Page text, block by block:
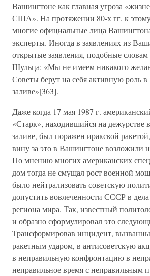
Вашингтоне как главная угроза
США». На протяжении 80-х гг. к этому
многие официальные лица
эксперты. Иногда в заявлениях из
открытые заявления, подобные словам
Шульца: «Мы не имеем никакого
Советы берут на себя активную роль
заливе»[363].
Даже когда 17 мая 1987 г.
«Старк», находившийся на дежурстве
заливе, был поражен иракской
вину за это в Вашингтоне
По мнению многих американских
дом тогда не смущал рост военной
было нейтрализовать советскую
допустить вовлеченности СССР в
региона мира. Так, известный
и образно сформулировал это
Трансформировав инцидент,
ракетным ударом, в антисоветскую
в неправильную конфронтацию в
неправильное время с неправильным